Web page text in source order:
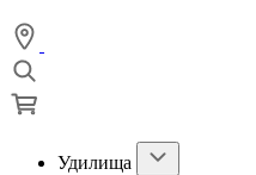
Удилища